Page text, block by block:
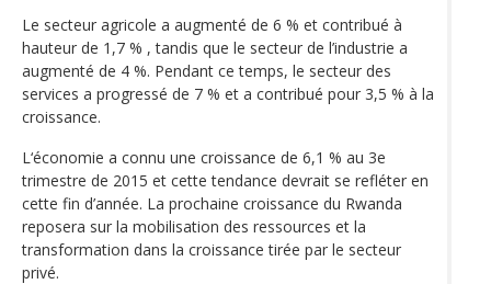
Le secteur agricole a augmenté de 6 % et contribué à
hauteur de 1,7 % , tandis que le secteur de l’industrie a
augmenté de 4 %. Pendant ce temps, le secteur des
services a progressé de 7 % et a contribué pour 3,5 % à la
croissance.
L‘économie a connu une croissance de 6,1 % au 3e
trimestre de 2015 et cette tendance devrait se refléter en
cette fin d’année. La prochaine croissance du Rwanda
reposera sur la mobilisation des ressources et la
transformation dans la croissance tirée par le secteur
privé.